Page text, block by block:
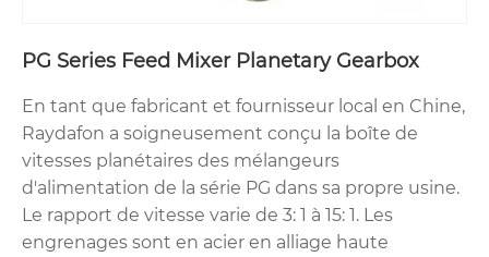
PG Series Feed Mixer Planetary Gearbox
En tant que fabricant et fournisseur local en Chine,
Raydafon a soigneusement conçu la boîte de
vitesses planétaires des mélangeurs
d'alimentation de la série PG dans sa propre usine.
Le rapport de vitesse varie de 3: 1 à 15: 1. Les
engrenages sont en acier en alliage haute